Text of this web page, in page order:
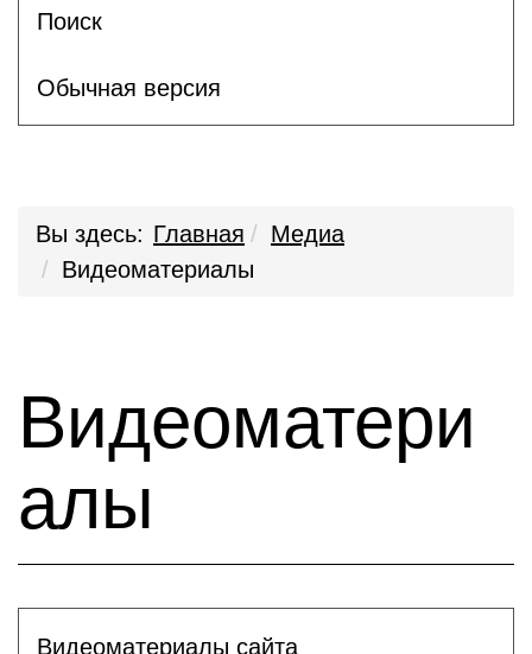
Поиск
Обычная версия
Вы здесь: Главная
Медиа
Видеоматериалы
Видеоматери
алы
Видеоматериалы сайта